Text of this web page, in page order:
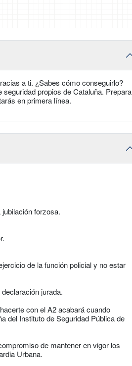
a ti. ¿Sabes cómo conseguirlo?
propios de Cataluña. Prepara
en primera línea.
forzosa.
de la función policial y no estar
jurada.
con el A2 acabará cuando
del Instituto de Seguridad Pública de
de mantener en vigor los
Urbana.